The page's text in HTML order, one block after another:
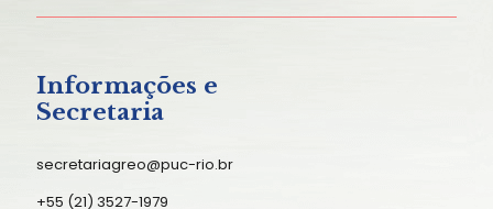
Informações e
Secretaria
secretariagreo@puc-rio.br
+55 (21) 3527-1979